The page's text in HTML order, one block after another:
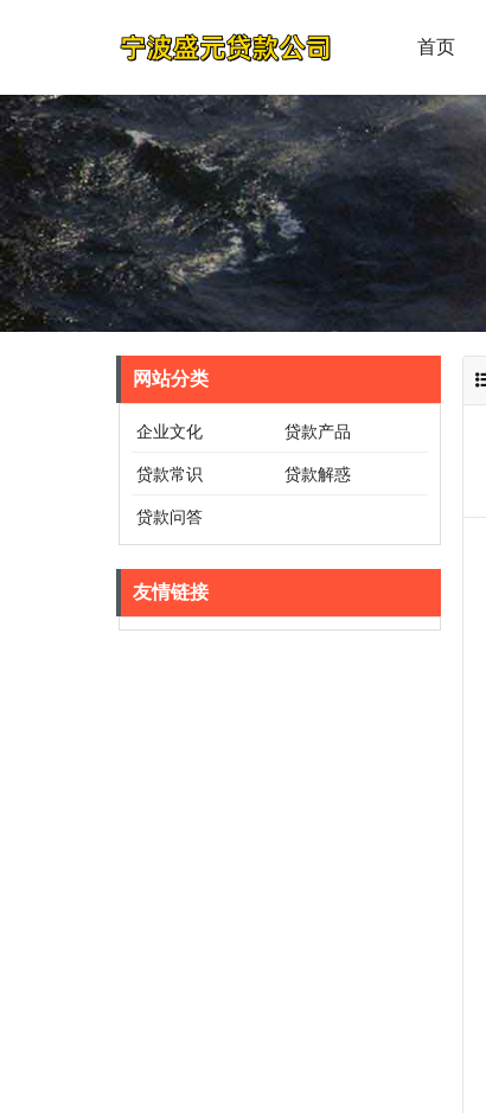
首页
网站分类
企业文化 贷款产品
贷款常识 贷款解惑
贷款问答
友情链接